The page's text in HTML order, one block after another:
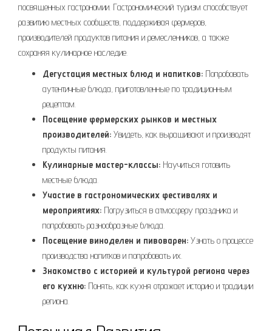
посвященных гастрономии. Гастрономический туризм способствует
развитию местных сообществ, поддерживая фермеров,
производителей продуктов питания и ремесленников, а также
сохраняя кулинарное наследие.
Дегустация местных блюд и напитков: Попробовать
аутентичные блюда, приготовленные по традиционным
рецептам.
Посещение фермерских рынков и местных
производителей: Увидеть, как выращивают и производят
продукты питания.
Кулинарные мастер-классы: Научиться готовить
местные блюда.
Участие в гастрономических фестивалях и
мероприятиях: Погрузиться в атмосферу праздника и
попробовать разнообразные блюда.
Посещение виноделен и пивоварен: Узнать о процессе
производства напитков и попробовать их.
Знакомство с историей и культурой региона через
его кухню: Понять, как кухня отражает историю и традиции
региона.